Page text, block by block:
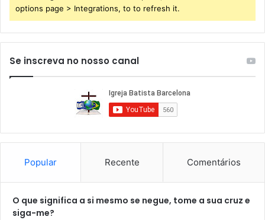
options page > Integrations, to to refresh it.
Se inscreva no nosso canal
Popular Recente Comentários
O que significa a si mesmo se negue, tome a sua cruz e
siga-me?